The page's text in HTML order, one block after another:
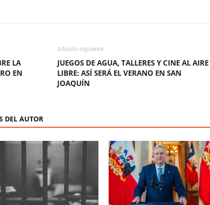
LA
EN
Artículo siguiente
JUEGOS DE AGUA, TALLERES Y CINE AL AIRE
LIBRE: ASÍ SERÁ EL VERANO EN SAN
JOAQUÍN
DEL AUTOR